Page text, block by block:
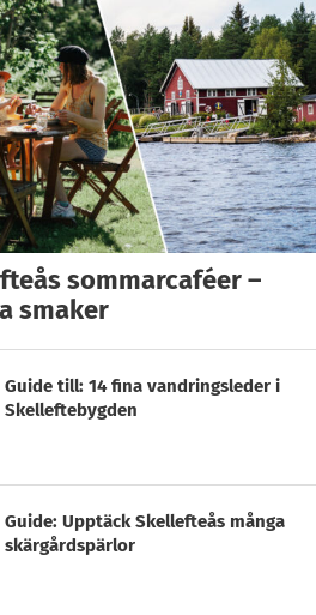
sommarcaféer –
smaker
Guide till: 14 fina vandringsleder i
Skelleftebygden
Guide: Upptäck Skellefteås många
skärgårdspärlor